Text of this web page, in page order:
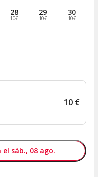
28
10€
29
10€
30
10€
10 €
sáb., 08 ago.